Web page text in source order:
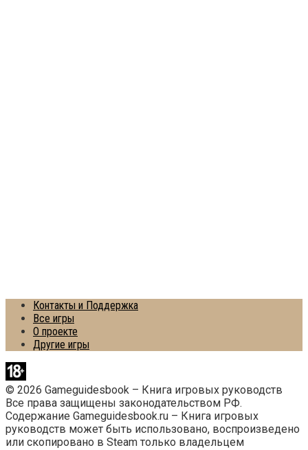
Контакты и Поддержка
Все игры
О проекте
Другие игры
© 2026 Gameguidesbook – Книга игровых руководств
Все права защищены законодательством РФ.
Содержание Gameguidesbook.ru – Книга игровых
руководств может быть использовано, воспроизведено
или скопировано в Steam только владельцем